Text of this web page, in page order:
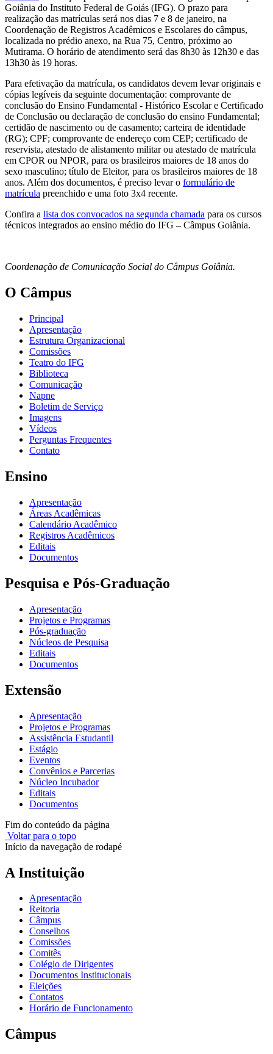
Goiânia do Instituto Federal de Goiás (IFG). O prazo para
realização das matrículas será nos dias 7 e 8 de janeiro, na
Coordenação de Registros Acadêmicos e Escolares do câmpus,
localizada no prédio anexo, na Rua 75, Centro, próximo ao
Mutirama. O horário de atendimento será das 8h30 às 12h30 e das
13h30 às 19 horas.
Para efetivação da matrícula, os candidatos devem levar originais e
cópias legíveis da seguinte documentação: comprovante de
conclusão do Ensino Fundamental - Histórico Escolar e Certificado
de Conclusão ou declaração de conclusão do ensino Fundamental;
certidão de nascimento ou de casamento; carteira de identidade
(RG); CPF; comprovante de endereço com CEP; certificado de
reservista, atestado de alistamento militar ou atestado de matrícula
em CPOR ou NPOR, para os brasileiros maiores de 18 anos do
sexo masculino; título de Eleitor, para os brasileiros maiores de 18
anos. Além dos documentos, é preciso levar o formulário de
matrícula preenchido e uma foto 3x4 recente.
Confira a lista dos convocados na segunda chamada para os cursos
técnicos integrados ao ensino médio do IFG – Câmpus Goiânia.
Coordenação de Comunicação Social do Câmpus Goiânia.
O Câmpus
Principal
Apresentação
Estrutura Organizacional
Comissões
Teatro do IFG
Biblioteca
Comunicação
Napne
Boletim de Serviço
Imagens
Vídeos
Perguntas Frequentes
Contato
Ensino
Apresentação
Áreas Acadêmicas
Calendário Acadêmico
Registros Acadêmicos
Editais
Documentos
Pesquisa e Pós-Graduação
Apresentação
Projetos e Programas
Pós-graduação
Núcleos de Pesquisa
Editais
Documentos
Extensão
Apresentação
Projetos e Programas
Assistência Estudantil
Estágio
Eventos
Convênios e Parcerias
Núcleo Incubador
Editais
Documentos
Fim do conteúdo da página
Voltar para o topo
Início da navegação de rodapé
A Instituição
Apresentação
Reitoria
Câmpus
Conselhos
Comissões
Comitês
Colégio de Dirigentes
Documentos Institucionais
Eleições
Contatos
Horário de Funcionamento
Câmpus